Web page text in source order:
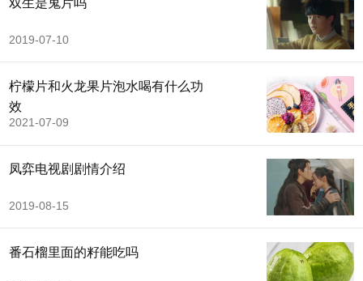
双生是鬼片吗
2019-07-10
柠檬片和火龙果片泡水喝有什么功
效
2021-07-09
凤弈电视剧剧情介绍
2019-08-15
番石榴里面的籽能吃吗